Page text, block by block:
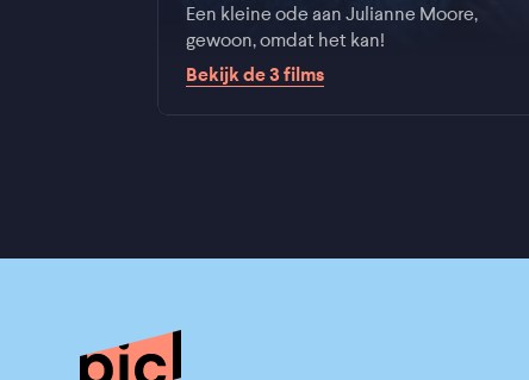
Een kleine ode aan Julianne Moore,
gewoon, omdat het kan!
Bekijk de3 films